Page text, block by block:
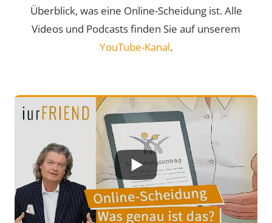
Überblick, was eine Online-Scheidung ist. Alle
Videos und Podcasts finden Sie auf unserem
YouTube-Kanal.